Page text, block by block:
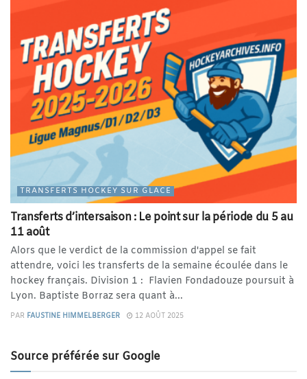
TRANSFERTS HOCKEY SUR GLACE
Transferts d’intersaison : Le point sur la période du 5 au
11 août
Alors que le verdict de la commission d'appel se fait
attendre, voici les transferts de la semaine écoulée dans le
hockey français. Division 1 : Flavien Fondadouze poursuit à
Lyon. Baptiste Borraz sera quant à...
PAR FAUSTINE HIMMELBERGER 12 AOÛT 2025
Source préférée sur Google